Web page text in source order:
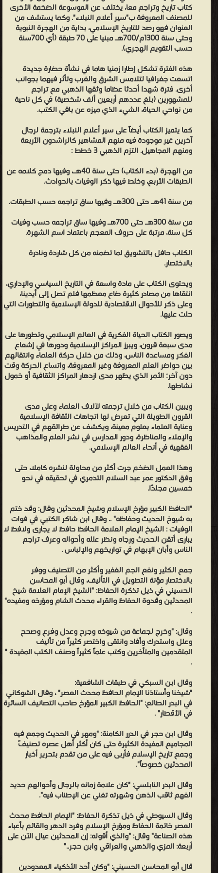
"شيخنا وأستاذنا الإمام الحافظ محدث العصر" ، وقال الشوكاني في البدر
الطالع: "الحافظ الكبير المؤرخ صاحب التصانيف السائرة في الأقطار" .
وقال ابن حجر في الدرر الكامنة: "ومهر في الحديث وجمع فيه المجاميع
المفيدة الكثيرة حتى كان أكثر أهل عصره تصنيفً وجمع تاريخ الإسلام
فأربى فيه على من تقدم بتحرير أخبار المحدثين خصوصاً". وقال البدر
النابلسي: "كان علامة زمانه بالرجال وأحوالهم حديد الفهم ثاقب الذهن
وشهرته تغني عن الإطناب فيه". وقال السيوطي في ذيل تذكرة الحفاظ:
"الإمام الحافظ محدث العصر خاتمة الحفاظ ومؤرخ الإسلام وفرد الدهر
والقائم بأعباء هذه الصناعة" وقال: "والذي أقوله: إن المحدثين عيال الآن
على أربعة: المزي والذهبي والعراقي وابن حجر.." قال أبو المحاسن
الحسيني: "وكان أحد الأذكياء المعدودين والحفاظ المبرزين". آثاره : وقد
خلف الحافظ الذهبي للأمة الإسلامية ثروة هائلة من المصنفات القيمة
النفيسة التي هي المرجع في بابها وعظمت الفائدة بهذه المؤلفات ونالت
حظاً كبيراً من الثناء وكان لها القبول التام لدى الخاص والعام. قال
الشوكاني في وصفها: وجميع مصنفاته مقبولة مرغوب فيها رحل الناس
لأجلها وأخذوها عنه وتداولوها وقرأوها وكتبوها في حياته.. وطارت
وقرأوها في جميع بقاع الأرض وله فيها تعبيرات رائعة وألفاظ رشيقة غالباً
لم يسلك مسلكه فيها أهل عصره ولا من قبله ولا قبلهم ولا أحد
بعدهم .. وبالجملة فالناس في التاريخ من أهل عصره فمن بعدهم عيال
عليه ولم يجمع أحد في هذا الفن كجمعه ولا حرره كتحريره، قال الحافظ
ونسخاً وسماعاً. وقال أبو المحاسن الحسيني: وصنف الكتب المفيدة
فمن أطولها تاريخ الإسلام ومن أحسنها ميزان الاعتدال في نقد الرجال ..
وقال: مصنفاته ومختصراته وتخريجاته تقارب المائة وقد سار بجملة منها
الركبان في أقطار البلدان انتهى. ومن أشهر مؤلفاته المطبوعة : كتاب
(ميزان الاعتدال في نقد الرجال) وكتاب (المشتبه في الأسماء والأنساب)
وكتاب (العبر في خبر من غبر) وكتاب (تذكرة الحفاظ) وكتاب (طبقات
القراء). وفاته : توفي الحافظ الذهبي ليلة الاثنين ثالث شهر ذي القعدة
سنة ثمان وأربعين وسبعمائة .. وصلّي عليه يوم الاثنين صلاة الظهر في
والنهاية وابن السبكي في طبقات الشافعية.
شمس الدين الذهبي - هو ُمحدث وإمام حافظ. جمع بين ميزتين لم
يجتمعا إلا للأفذاذ القلائل في تاريخنا، فهو يجمع إلى جانب الإحاطة
الواسعة بالتاريخ الإسلامي حوادث ورجالاً، المعرفة الواسعة بقواعد الجرح
والتعديل للرجال، فكان وحده مدرسة قائمة بذاتها. والإمام الذهبي من
العلماء الذين دخلوا ميدان التاريخ من باب الحديث النبوي وعلومه، وظهر
ذلك في عنايته الفائقة بالتراجم التي صارت أساس كثير من كتبه ومحور
الرجال كما يزن الجوهرجي الذهب. سمع بدمشق، ومصر، وبعلبك،
والإسكندرية. وسمع منه الجمع الكثير، وكان شديد الميل إلى رأي
الحنابلة، وله تصانيف في الحديث، وأسماء الرجال؛ قرأ القرآن، وأقرأه
بالروايات، وقد بلغت مؤلفاته التاريخية وحدها نحو مائتي كتابًا، بعضها
مجلدات ضخمة. ❰ له مجموعة من الإنجازات والمؤلفات أبرزها ❞ السيرة
النبوية (الذهبي) ❝ ❞ سير أعلام النبلاء (ط بيت الأفكار) ❝ ❞ الطب النبوي
للذهبي (ت. البدراوي) ❝ ❞ الكبائر للذهبي (ط: العلمية) ❝ ❞ الجرح
والتعديل المجلد الاول ❝ ❞ تهذيب سير أعلام النبلاء ❝ ❞ تذكرة الحفاظ
الناشرين : ❞ دار الكتب العلمية بلبنان ❝ ❞ دار القلم للنشر والتوزيع ❝ ❞
مكتبة الملك فهد الوطنية ❝ ❞ مؤسسة الرسالة ❝ ❞ دار المعرفة للطباعة
والنشر ❝ ❞ موقع دار الإسلام ❝ ❞ دار ابن حزم للطباعة والنشر والتوزيع ❝
الجوزي ❝ ❞ دار الغرب الإسلامي ❝ ❞ عالم الكتب ❝ ❞ دار ابن كثير ❝ ❞
مكتبة الرشد ❝ ❞ دار الوطن للطباعة والنشر والتوزيع - السعودية ❝ ❞ دار
صادر ❝ ❞ دار البشائر الإسلامية ❝ ❞ دار الوفاء لدنيا الطباعة والنشر ❝ ❞
والعلاقات العامة ❝ ❞ المكتبة التوفيقية ❝ ❞ بيت الأفكار الدولية للنشر
والتوزيع ❝ ❞ مكتبة العلوم والحكم ❝ ❞ دار الراية للنشر والتوزيع ❝ ❞
مكتبة القرأن للطبع والنشر والتوزيع ❝ ❞ دار الصحابة للتراث بطنطا ❝ ❞
السلف ❝ ❞ مكتبة دار البيان ❝ ❞ الرئاسة العامة للبحوث العلمية والإفتاء
❝ ❞ دار ابن الأثير للنشر والتوزيع ❝ ❞ دار الأندلس الخضراء ❝ ❞ دار الفرقان
للنشر والتوزيع ❝ ❞ مؤسسة الكتب الثقافية ❝ ❞ دار الكتب السلفية ❝ ❞
دار إحياء الكتب العربية ❝ ❞ دار أحياء العلوم - بيروت ❝ ❞ وزارة الأوقاف
والشئون الإسلامية - السعودية ❝ ❞ دار الفتح ❝ ❞ دار عمار ❝ ❞ دار ابن
عفان ❝ ❞ دار الثريا للنشر ❝ ❞ الجامعة الإسلامية بالمدينة المنورة ❝ ❞ دار
الوطن ❝ ❞ مطبعة حكومة الكويت ❝ ❞ لجنة إحياء المعارف العثمانية -
كتاب تاريخ وتراجم معا، يختلف عن الموسوعة الضخمة الأخرى
للمصنف المعروفة ب"سير أعلام النبلاء". وكما يستشف من
العنوان فهو رصد للتاريخ الإسلامي، بداية من الهجرة النبوية
وحتى سنة 1300م/700هـ مبنيا على 70 طبقة (أي 700سنة
حسب التقويم الهجري).
هذه الفترة تشكل إطارا زمنيا هاما في نشأة حضارة جديدة
اتسعت جغرافيا لتلامس الشرق والغرب وتأثر فيهما بجوانب
أخرى. فترة شهدا أحدثا عظاما وثقها الذهبي مع تراجم
للمشهورين (بلغ عددهم أربعين ألف شخصية) في كل ناحية
من نواحي الحياة، الشيء الذي ميزه عن باقي الكتب.
كما يتميز الكتاب أيضاً على سير أعلام النبلاء بترجمة لرجال
آخرين غير موجودة فيه منهم المشاهير كالراشدون الأربعة
ومنهم المجاهيل. التزم الذهبي 3 خطط :
من الهجرة (بدء الكتاب) حتى سنة 40هـ، وفيها دمج كلامه عن
الطبقات الأربع، وخلط فيها ذكر الوفيات بالحوادث.
من سنة 41هـ حتى 300هـ وفيها ساق تراجمه حسب الطبقات.
من سنة 300هـ حتى 700هـ وفيها ساق تراجمه حسب وفيات
كل سنة، مرتبة على حروف المعجم باعتماد اسم الشهرة.
الكتاب حافل بالتشويق لما تضمنه من كل شاردة ونادرة
بالاختصار.
ويحتوى الكتاب على مادة واسعة في التاريخ السياسي والإداري،
انتقاها من مصادر كثيرة ضاع معظمها فلم تصل إلى أيدينا،
وعلى ذكر للأحوال الاقتصادية للدولة الإسلامية والتطورات التي
حلت عليها.
ويصور الكتاب الحياة الفكرية في العالم الإسلامي وتطورها على
مدى سبعة قرون، ويبرز المراكز الإسلامية ودورها في إشعاع
الفكر ومساعدة الناس، وذلك من خلال حركة العلماء وانتقالهم
بين حواضر العلم المعروفة وغير المعروفة، واتساع الحركة وقت
دون آخر؛ الأمر الذي يظهر مدى ازدهار المراكز الثقافية أو خمول
نشاطها.
ويبين الكتاب من خلال ترجمته لآلاف العلماء وعلى مدى
القرون الطويلة التي تعرض لها اتجاهات الثقافة الإسلامية
وعناية العلماء بعلوم معينة، ويكشف عن طرائقهم في التدريس
والإملاء والمناظرة، ودور المدارس في نشر العلم والمذاهب
الفقهية في أنحاء العالم الإسلامي.
وهذا العمل الضخم جرت أكثر من محاولة لنشره كاملا، حتى
وفق الدكتور عمر عبد السلام التدمري في تحقيقه في نحو
خمسين مجلدًا.
"الحافظ الكبير مؤرخ الإسلام وشيخ المحدثين وقال: وقد ختم
به شيوخ الحديث وحفاظه" .. وقال ابن شاكر الكتبي في فوات
الوفيات : الشيخ الإمام العلامة الحافظ حافظ لا يجارى ولافظ لا
يبارى أتقن الحديث ورجاه ونظر علله وأحواله وعرف تراجم
الناس وأبان الإبهام في تواريخهم والإلباس .
جمع الكثير ونفع الجم الغفير وأكثر من التصنيف ووفر
بالاختصار مؤنة التطويل في التأليف، وقال أبو المحاسن
الحسيني في ذيل تذكرة الحفاظ: "الشيخ الإمام العلامة شيخ
المحدثين وقدوة الحفاظ والقراء محدث الشام ومؤرخه ومفيده"
.
وقال: "وخرج لجماعة من شيوخه وجرح وعدل وفرع وصحح
وعلل واستدرك وأفاد وانتقى واختصر كثيراً من تأليف
المتقدمين والمتأخرين وكتب علماً كثيراً وصنف الكتب المفيدة "
.
وقال ابن السبكي في طبقات الشافعية:
"شيخنا وأستاذنا الإمام الحافظ محدث العصر" ، وقال الشوكاني
في البدر الطالع: "الحافظ الكبير المؤرخ صاحب التصانيف السائرة
في الأقطار" .
وقال ابن حجر في الدرر الكامنة: "ومهر في الحديث وجمع فيه
المجاميع المفيدة الكثيرة حتى كان أكثر أهل عصره تصنيفً
وجمع تاريخ الإسلام فأربى فيه على من تقدم بتحرير أخبار
المحدثين خصوصاً".
وقال البدر النابلسي: "كان علامة زمانه بالرجال وأحوالهم حديد
الفهم ثاقب الذهن وشهرته تغني عن الإطناب فيه".
وقال السيوطي في ذيل تذكرة الحفاظ: "الإمام الحافظ محدث
العصر خاتمة الحفاظ ومؤرخ الإسلام وفرد الدهر والقائم بأعباء
هذه الصناعة" وقال: "والذي أقوله: إن المحدثين عيال الآن على
أربعة: المزي والذهبي والعراقي وابن حجر.."
قال أبو المحاسن الحسيني: "وكان أحد الأذكياء المعدودين